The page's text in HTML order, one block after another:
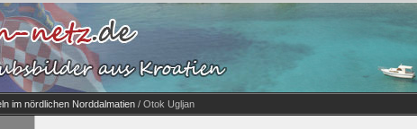
im nördlichen Norddalmatien / Otok Ugljan